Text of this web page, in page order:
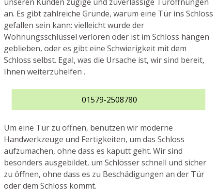
an. Es gibt zahlreiche Gründe, warum eine Tür ins Schloss
gefallen sein kann: vielleicht wurde der
Wohnungsschlüssel verloren oder ist im Schloss hängen
geblieben, oder es gibt eine Schwierigkeit mit dem
Schloss selbst. Egal, was die Ursache ist, wir sind bereit,
Ihnen weiterzuhelfen .
01579-2508780
Um eine Tür zu öffnen, benutzen wir moderne
Handwerkzeuge und Fertigkeiten, um das Schloss
aufzumachen, ohne dass es kaputt geht. Wir sind
besonders ausgebildet, um Schlösser schnell und sicher
zu öffnen, ohne dass es zu Beschädigungen an der Tür
oder dem Schloss kommt.